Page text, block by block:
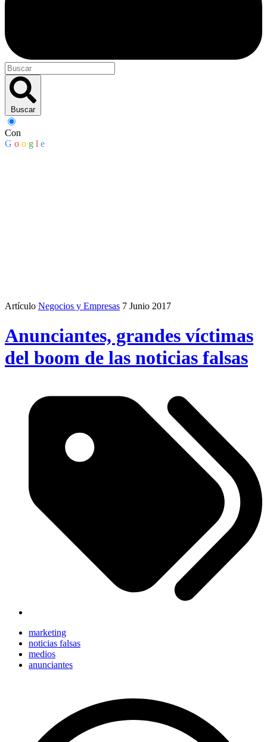
Buscar
Con
G o o g l e
Artículo Negocios y Empresas 7 Junio 2017
Anunciantes, grandes víctimas
del boom de las noticias falsas
marketing
noticias falsas
medios
anunciantes